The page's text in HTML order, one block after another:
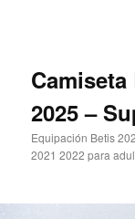
Camiseta
2025 –
Equipación Betis
2021 2022 para